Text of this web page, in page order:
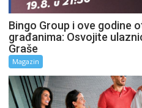
Bingo Group i ove godine
građanima: Osvojite
Graše
Magazin